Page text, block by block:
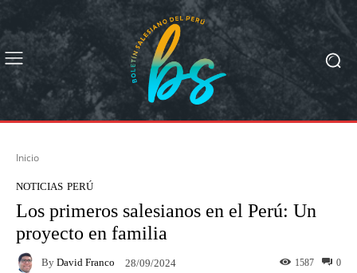
Inicio
NOTICIAS PERÚ
Los primeros salesianos en el Perú: Un
proyecto en familia
By David Franco 28/09/2024 0
1587